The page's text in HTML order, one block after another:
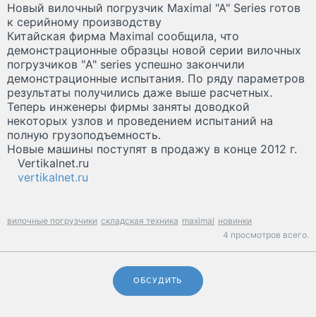
Новый вилочный погрузчик Maximal "A" Series готов
к серийному производству
Китайская фирма Maximal сообщила, что
демонстрационные образцы новой серии вилочных
погрузчиков "A" series успешно закончили
демонстрационные испытания. По ряду параметров
результаты получились даже выше расчетных.
Теперь инженеры фирмы заняты доводкой
некоторых узлов и проведением испытаний на
полную грузоподъемность.
Новые машины поступят в продажу в конце 2012 г.
Vertikalnet.ru
vertikalnet.ru
вилочные погрузчики складская техника maximal новинки
4 просмотров всего.
ОБСУДИТЬ